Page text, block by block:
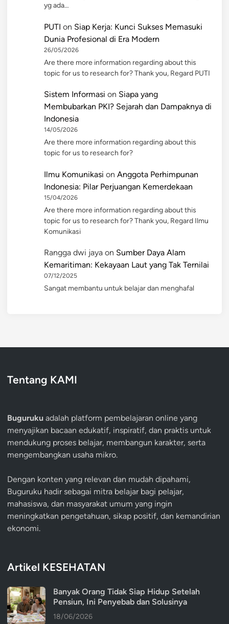
yg ada…
PUTI on Siap Kerja: Kunci Sukses Memasuki
Dunia Profesional di Era Modern
26/05/2026
Are there more information regarding about this
topic for us to research for? Thank you, Regard PUTI
Sistem Informasi on Siapa yang
Membubarkan PKI? Sejarah dan Dampaknya di
Indonesia
14/05/2026
Are there more information regarding about this
topic for us to research for?
Ilmu Komunikasi on Anggota Perhimpunan
Indonesia: Pilar Perjuangan Kemerdekaan
15/04/2026
Are there more information regarding about this
topic for us to research for? Thank you, Regard Ilmu
Komunikasi
Rangga dwi jaya on Sumber Daya Alam
Kemaritiman: Kekayaan Laut yang Tak Ternilai
07/12/2025
Sangat membantu untuk belajar dan menghafal
Tentang KAMI
Buguruku adalah platform pembelajaran online yang
menyajikan bacaan edukatif, inspiratif, dan praktis untuk
mendukung proses belajar, membangun karakter, serta
mengembangkan usaha mikro.
Dengan konten yang relevan dan mudah dipahami,
Buguruku hadir sebagai mitra belajar bagi pelajar,
mahasiswa, dan masyarakat umum yang ingin
meningkatkan pengetahuan, sikap positif, dan kemandirian
ekonomi.
Artikel KESEHATAN
Banyak Orang Tidak Siap Hidup Setelah
Pensiun, Ini Penyebab dan Solusinya
18/06/2026